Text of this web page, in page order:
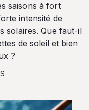
saisons à fort
intensité de
solaires. Que faut-il
de soleil et bien
?